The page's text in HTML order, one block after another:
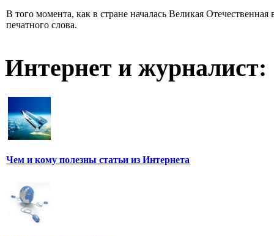
В того момента, как в стране началась Великая
печатного слова.
Интернет и журналист:
Чем и кому полезны статьи из Интернета